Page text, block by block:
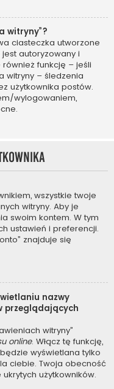
witryny”?
ciasteczka utworzone
autoryzowany i
funkcję – jeśli
witryny – śledzenia
użytkownika postów.
wylogowaniem,
wszystkie twoje
witryny. Aby je
swoim kontem. W tym
ustawień i preferencji.
znajduje się
nazwy
przeglądających
witryny”
online. Włącz tę funkcję,
wyświetlana tylko
ciebie. Twoja obecność
użytkowników.